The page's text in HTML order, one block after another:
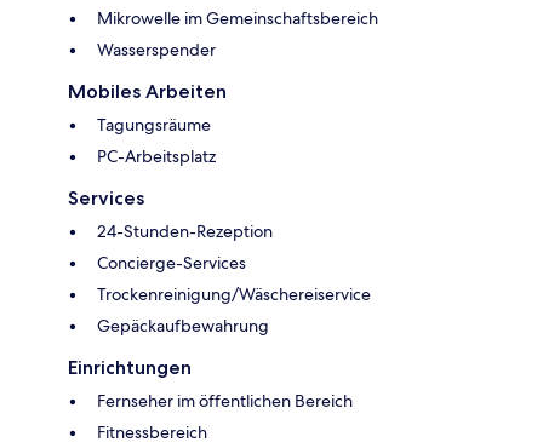
Mikrowelle im Gemeinschaftsbereich
Wasserspender
Mobiles Arbeiten
Tagungsräume
PC-Arbeitsplatz
Services
24-Stunden-Rezeption
Concierge-Services
Trockenreinigung/Wäschereiservice
Gepäckaufbewahrung
Einrichtungen
Fernseher im öffentlichen Bereich
Fitnessbereich